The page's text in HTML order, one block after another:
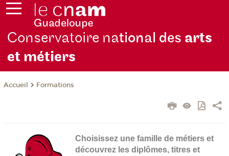
Conservatoire national des arts
et métiers
Accueil Formations
Choisissez une famille de métiers et
découvrez les diplômes, titres et